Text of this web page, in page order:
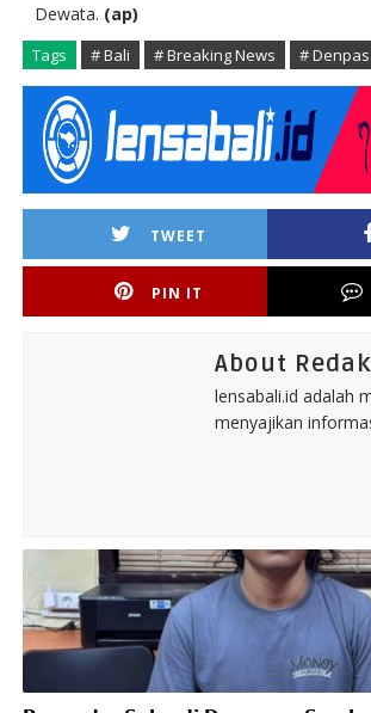
Dewata. (ap)
Tags # Bali # Breaking News #
TWEET
PIN IT
About
lensabali.id adalah
menyajikan